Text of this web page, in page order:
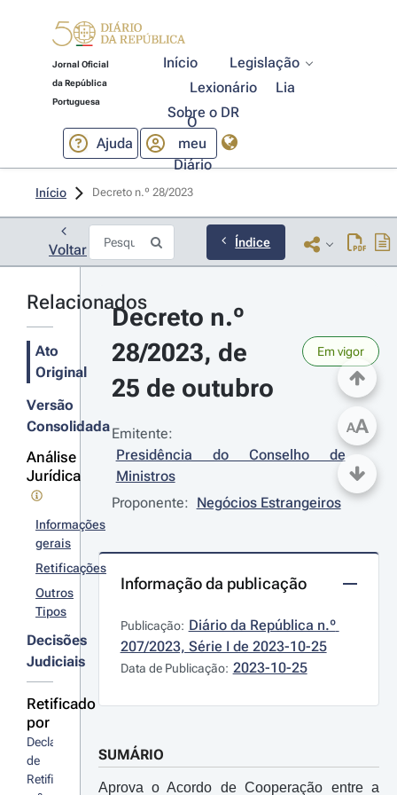
Jornal Oficial
da República
Portuguesa
Início
Legislação
Lexionário
Lia
Sobre o DR
Ajuda
O
meu
Diário
Início Decreto n.º 28/2023
Voltar Índice
Relacionados
Ato
Original
Versão
Consolidada
Análise
Jurídica
Informações
gerais
Retificações
Outros
Tipos
Decisões
Judiciais
Retificado
por
Declaração
de
Retificação
Decreto n.º
28/2023, de
25 de outubro
Em vigor
Emitente:
Presidência do Conselho de
Ministros
Proponente: Negócios Estrangeiros
Informação da publicação
Publicação: Diário da República n.º
207/2023, Série I de 2023-10-25
Data de Publicação: 2023-10-25
SUMÁRIO
Aprova o Acordo de Cooperação entre a
AA